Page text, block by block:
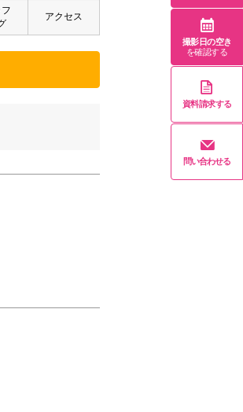
アクセス
撮影日の空き
を確認する
資料請求する
問い合わせる